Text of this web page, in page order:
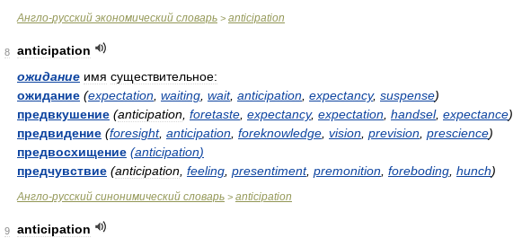
Англо-русский экономический словарь > anticipation
8
anticipation
ожидание имя существительное:
ожидание (expectation waiting wait, anticipation expectancy, suspense)
предвкушение (anticipation foretaste expectancy, expectation handsel, expectance)
предвидение (foresight, anticipation foreknowledge vision prevision prescience)
предвосхищение (anticipation)
предчувствие (anticipation feeling presentiment, premonition foreboding hunch)
Англо-русский синонимический словарь > anticipation
9
anticipation